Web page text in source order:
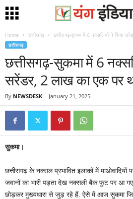
Home छत्तीसगढ़ छत्तीसगढ़-सुकमा में 6 नक्सलियों ने किया
छत्तीसगढ़
छत्तीसगढ़-सुकमा में 6
सरेंडर, 2 लाख का एक पर
By NEWSDESK - January 21, 2025
सुकमा।
छत्तीसगढ़ के नक्सल प्रभावित इलाकों में माओवादियों
जवानों का भारी पड़ता देख नक्सली बैक फुट पर आ गए
छोड़कर मुख्यधारा से जुड़ रहे हैं. ऐसे में आज सुकमा